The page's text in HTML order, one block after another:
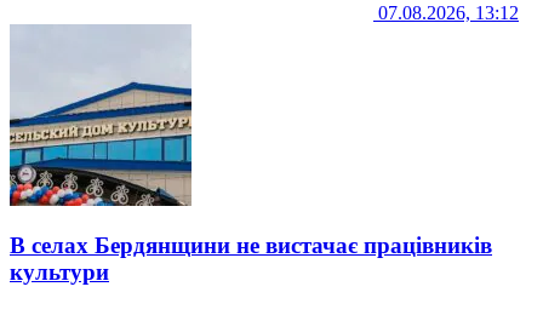
07.08.2026, 13:12
В селах Бердянщини не вистачає працівників
культури